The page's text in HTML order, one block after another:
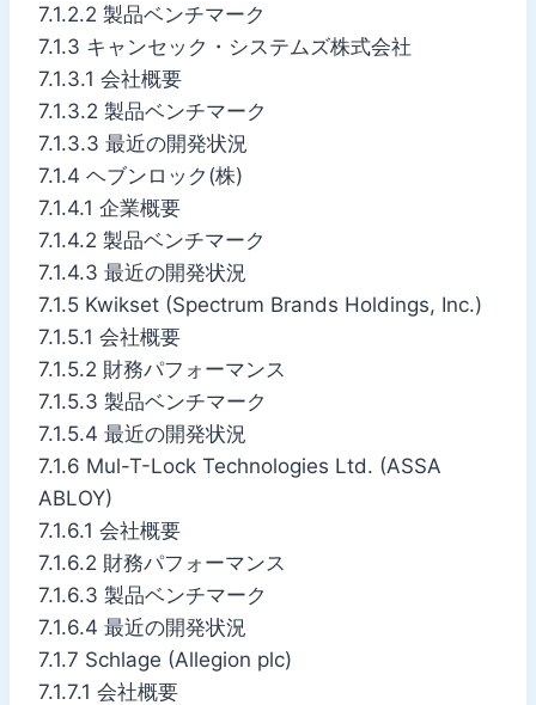
7.1.2.2 製品ベンチマーク
7.1.3 キャンセック・システムズ株式会社
7.1.3.1 会社概要
7.1.3.2 製品ベンチマーク
7.1.3.3 最近の開発状況
7.1.4 ヘブンロック(株)
7.1.4.1 企業概要
7.1.4.2 製品ベンチマーク
7.1.4.3 最近の開発状況
7.1.5 Kwikset (Spectrum Brands Holdings, Inc.)
7.1.5.1 会社概要
7.1.5.2 財務パフォーマンス
7.1.5.3 製品ベンチマーク
7.1.5.4 最近の開発状況
7.1.6 Mul-T-Lock Technologies Ltd. (ASSA
ABLOY)
7.1.6.1 会社概要
7.1.6.2 財務パフォーマンス
7.1.6.3 製品ベンチマーク
7.1.6.4 最近の開発状況
7.1.7 Schlage (Allegion plc)
7.1.7.1 会社概要